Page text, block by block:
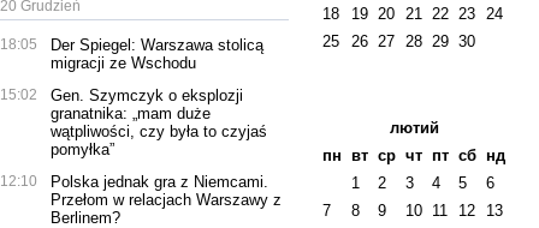
20 Grudzień
18:05
Der Spiegel: Warszawa stolicą
migracji ze Wschodu
15:02
Gen. Szymczyk o eksplozji
granatnika: „mam duże
wątpliwości, czy była to czyjaś
pomyłka”
12:10
Polska jednak gra z Niemcami.
Przełom w relacjach Warszawy z
Berlinem?
18
19 20 21 22 23 24
25
26 27 28 29 30
лютий
пн вт ср чт пт сб нд
1
2 3 4 5
6
7
8 9 10 11 12
13